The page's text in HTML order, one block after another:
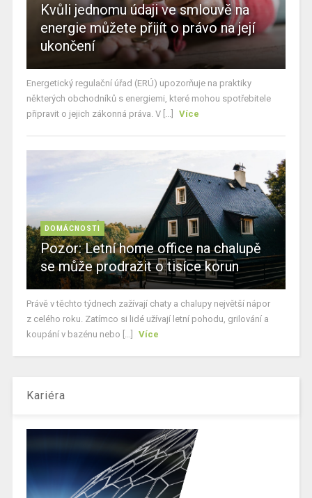
Kvůli jednomu údaji ve smlouvě na
energie můžete přijít o právo na její
ukončení
Energetický regulační úřad (ERÚ) upozorňuje na praktiky
některých obchodníků s energiemi, které mohou spotřebitele
připravit o jejich zákonná práva. V [...]
Více
DOMÁCNOSTI
Pozor: Letní home office na chalupě
se může prodražit o tisíce korun
Právě v těchto týdnech zažívají chaty a chalupy největší nápor
z celého roku. Zatímco si lidé užívají letní pohodu, grilování a
koupání v bazénu nebo [...]
Více
Kariéra